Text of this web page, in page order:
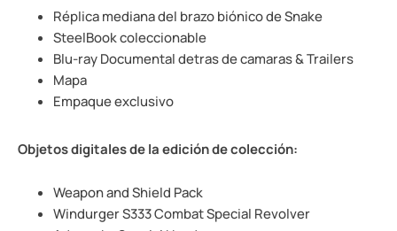
Réplica mediana del brazo biónico de Snake
SteelBook coleccionable
Blu-ray Documental detras de camaras & Trailers
Mapa
Empaque exclusivo
Objetos digitales de la edición de colección:
Weapon and Shield Pack
Windurger S333 Combat Special Revolver